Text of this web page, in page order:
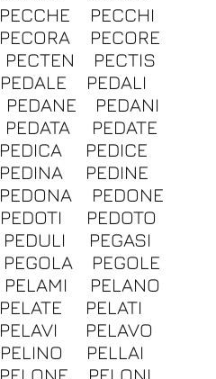
PECCHE
PECCHI
PECORA
PECORE
PECTEN
PECTIS
PEDALE
PEDALI
PEDANE
PEDANI
PEDATA
PEDATE
PEDICA
PEDICE
PEDINA
PEDINE
PEDONA
PEDONE
PEDOTI
PEDOTO
PEDULI
PEGASI
PEGOLA
PEGOLE
PELAMI
PELANO
PELATE
PELATI
PELAVI
PELAVO
PELINO
PELLAI